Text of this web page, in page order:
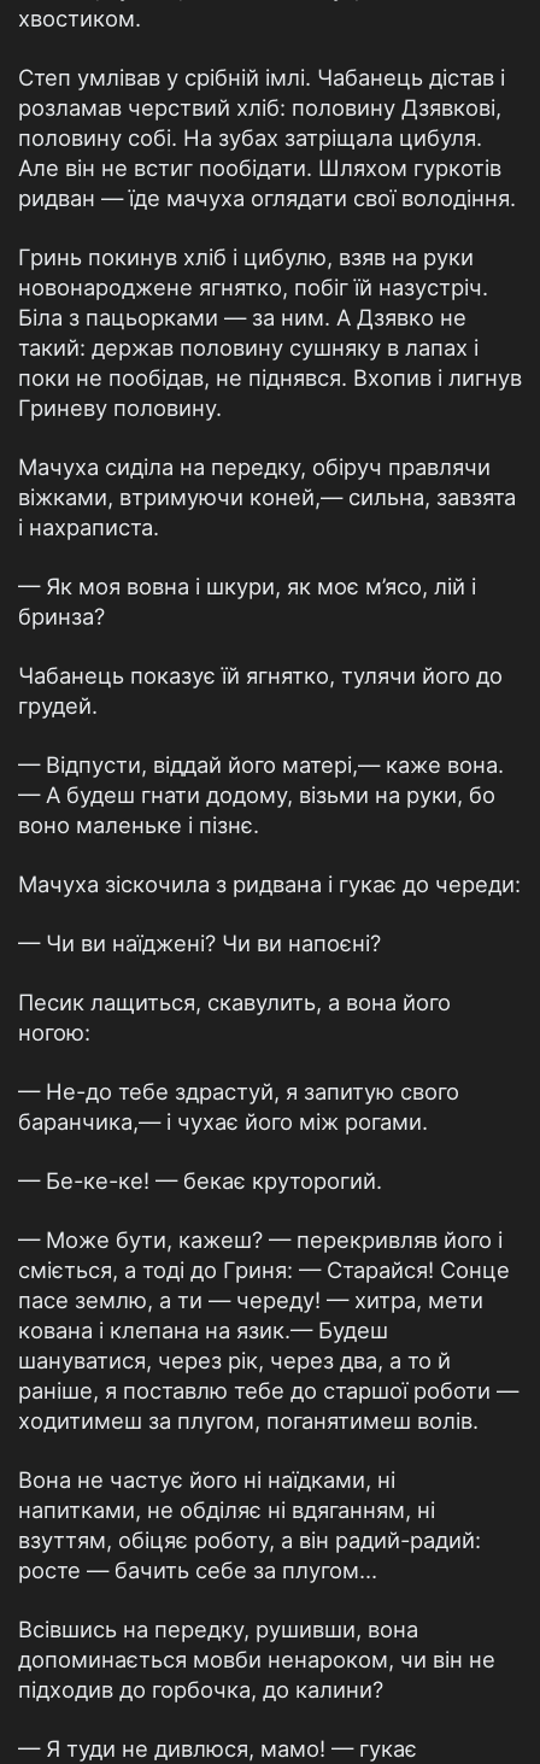
хвостиком.
Степ умлівав у срібній імлі. Чабанець дістав і
розламав черствий хліб: половину Дзявкові,
половину собі. На зубах затріщала цибуля.
Але він не встиг пообідати. Шляхом гуркотів
ридван — їде мачуха оглядати свої володіння.
Гринь покинув хліб і цибулю, взяв на руки
новонароджене ягнятко, побіг їй назустріч.
Біла з пацьорками — за ним. А Дзявко не
такий: держав половину сушняку в лапах і
поки не пообідав, не піднявся. Вхопив і лигнув
Гриневу половину.
Мачуха сиділа на передку, обіруч правлячи
віжками, втримуючи коней,— сильна, завзята
і нахраписта.
— Як моя вовна і шкури, як моє м’ясо, лій і
бринза?
Чабанець показує їй ягнятко, тулячи його до
грудей.
— Відпусти, віддай його матері,— каже вона.
— А будеш гнати додому, візьми на руки, бо
воно маленьке і пізнє.
Мачуха зіскочила з ридвана і гукає до череди:
— Чи ви наїджені? Чи ви напоєні?
Песик лащиться, скавулить, а вона його
ногою:
— Не-до тебе здрастуй, я запитую свого
баранчика,— і чухає його між рогами.
— Бе-ке-ке! — бекає круторогий.
— Може бути, кажеш? — перекривляв його і
сміється, а тоді до Гриня: — Старайся! Сонце
пасе землю, а ти — череду! — хитра, мети
кована і клепана на язик.— Будеш
шануватися, через рік, через два, а то й
раніше, я поставлю тебе до старшої роботи —
ходитимеш за плугом, поганятимеш волів.
Вона не частує його ні наїдками, ні
напитками, не обділяє ні вдяганням, ні
взуттям, обіцяє роботу, а він радий-радий:
росте — бачить себе за плугом...
Всівшись на передку, рушивши, вона
допоминається мовби ненароком, чи він не
підходив до горбочка, до калини?
— Я туди не дивлюся, мамо! — гукає